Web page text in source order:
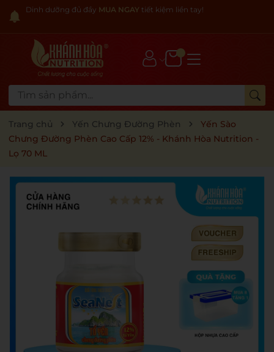
Dinh dưỡng đủ đầy MUA NGAY tiết kiệm liền tay!
Trang chủ Yến Chưng Đường Phèn
Yến Sào
Chưng Đường Phèn Cao Cấp 12% - Khánh Hòa Nutrition -
Lọ 70 ML